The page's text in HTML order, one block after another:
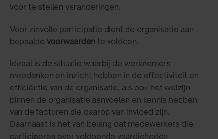
voor te stellen veranderingen.
Voor zinvolle participatie dient de organisatie aan
bepaalde voorwaarden te voldoen.
Ideaal is de situatie waarbij de werknemers
meedenken en inzicht hebben in de effectiviteit en
efficiëntie van de organisatie, als ook het welzijn
binnen de organisatie aanvoelen en kennis hebben
van de factoren die daarop van invloed zijn.
Daarnaast is het van belang dat medewerkers die
participeren over voldoende vaardigheden